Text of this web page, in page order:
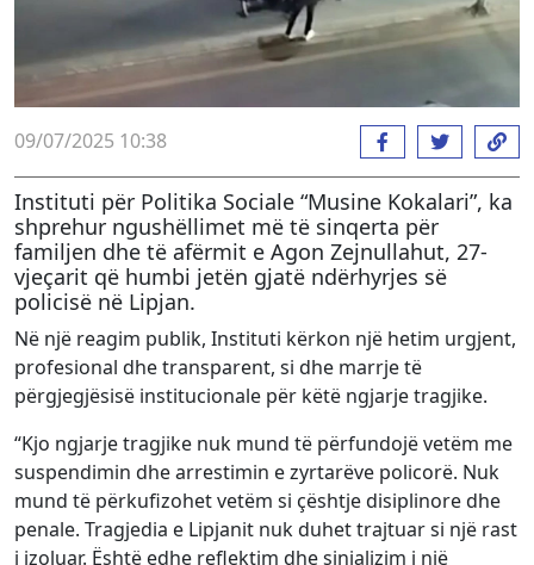
09/07/2025 10:38
Instituti për Politika Sociale “Musine Kokalari”, ka
shprehur ngushëllimet më të sinqerta për
familjen dhe të afërmit e Agon Zejnullahut, 27-
vjeçarit që humbi jetën gjatë ndërhyrjes së
policisë në Lipjan.
Në një reagim publik, Instituti kërkon një hetim urgjent,
profesional dhe transparent, si dhe marrje të
përgjegjësisë institucionale për këtë ngjarje tragjike.
“Kjo ngjarje tragjike nuk mund të përfundojë vetëm me
suspendimin dhe arrestimin e zyrtarëve policorë. Nuk
mund të përkufizohet vetëm si çështje disiplinore dhe
penale. Tragjedia e Lipjanit nuk duhet trajtuar si një rast
i izoluar. Është edhe reflektim dhe sinjalizim i një